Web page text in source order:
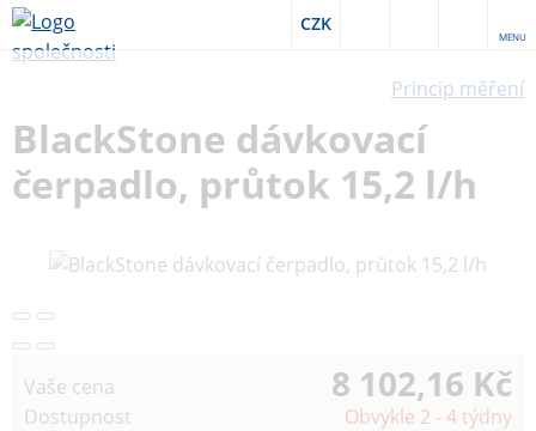
CZK
MENU
Princip měření
BlackStone dávkovací
čerpadlo, průtok 15,2 l/h
Vaše cena 8 102,16 Kč
Dostupnost Obvykle 2 - 4 týdny